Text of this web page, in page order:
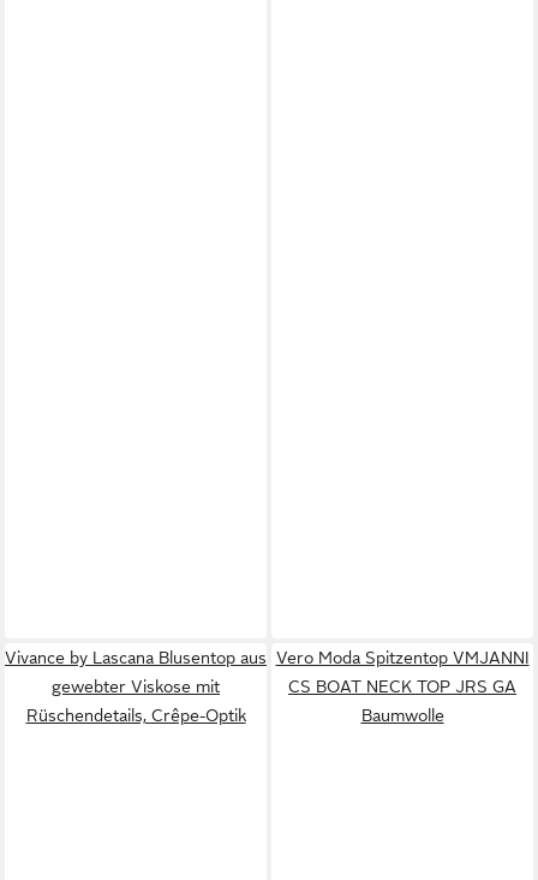
Vivance by Lascana Blusentop aus
gewebter Viskose mit
Rüschendetails, Crêpe-Optik
Vero Moda Spitzentop VMJANNI
CS BOAT NECK TOP JRS GA
Baumwolle